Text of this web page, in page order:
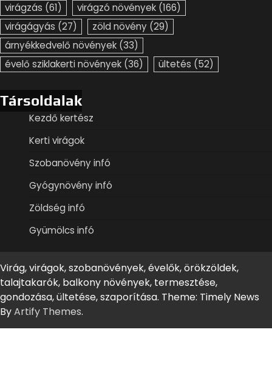
virágzás (61) virágzó növények (166)
virágágyás (27) zöld növény (29)
árnyékkedvelő növények (33)
évelő sziklakerti növények (36) ültetés (52)
Társoldalak
Kezdő kertész
Kerti virágok
Szobanövény infó
Gyógynövény infó
Zöldség infó
Gyümölcs infó
Virág, virágok, szobanövények, évelők, örökzöldek,
talajtakarók, balkony növények, termesztése,
gondozása, ültetése, szaporítása. Theme: Timely News
ByArtify Themes.